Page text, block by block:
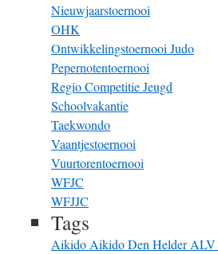
Nieuwjaarstoernooi
OHK
Ontwikkelingstoernooi Judo
Pepernotentoernooi
Regio Competitie Jeugd
Schoolvakantie
Taekwondo
Vaantjestoernooi
Vuurtorentoernooi
WFJC
WFJJC
Tags
Aikido Aikido Den HelderALV